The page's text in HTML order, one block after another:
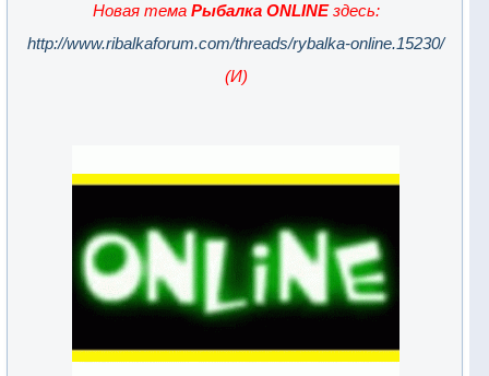
Новая тема Рыбалка ONLINEздесь:
http://www.ribalkaforum.com/threads/rybalka-online.15230/
(И)